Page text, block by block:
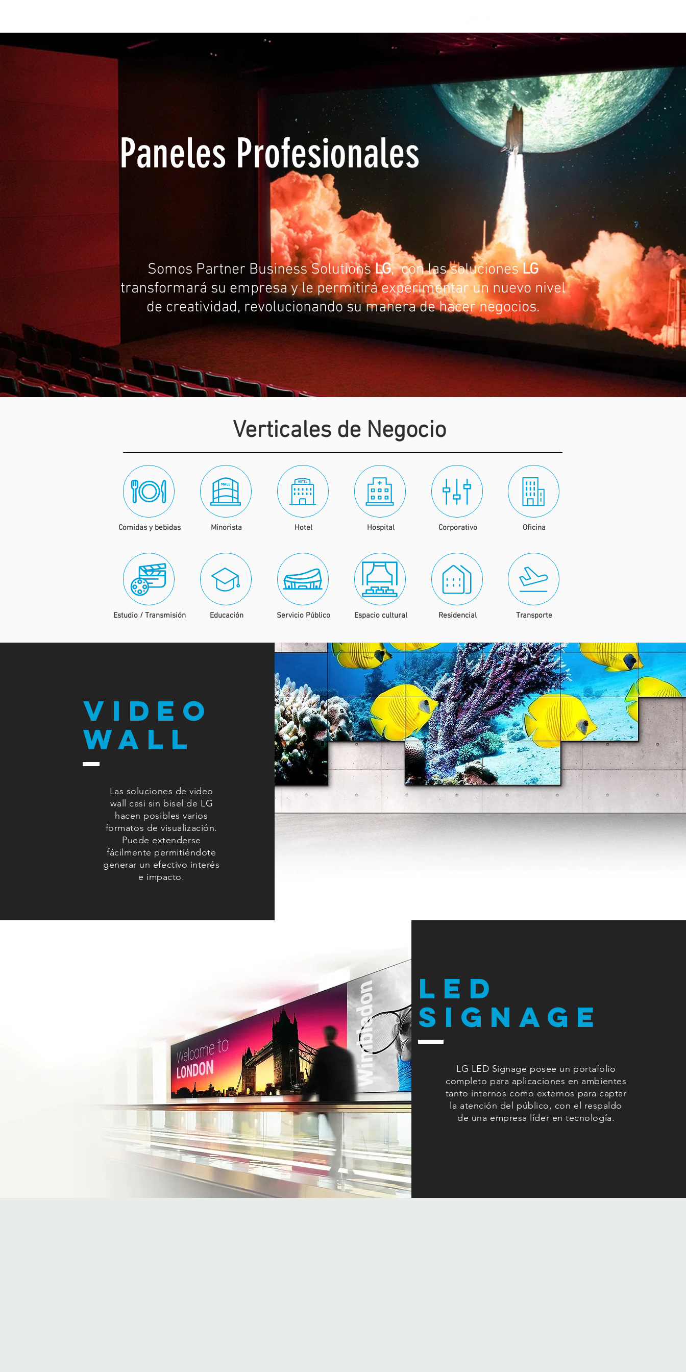
Paneles Profesionales
Somos Partner Business SolutionsLG, con las solucionesLG
transformará su empresa y le permitirá experimentar un nuevo nivel
de creatividad, revolucionando su manera de hacer negocios.
Verticales de Negocio
Comidas y bebidas Minorista Hotel Hospital Corporativo Oficina
Estudio / Transmisión Educación Servicio Público Espacio cultural Residencial Transporte
Video
Wall
Las soluciones de video
wall casi sin bisel de LG
hacen posibles varios
formatos de visualización.
Puede extenderse
fácilmente permitiéndote
generar un efectivo interés
e impacto.
LED
Signage
LG LED Signage posee un portafolio
completo para aplicaciones en ambientes
tanto internos como externos para captar
la atención del público, con el respaldo
de una empresa líder en tecnología.